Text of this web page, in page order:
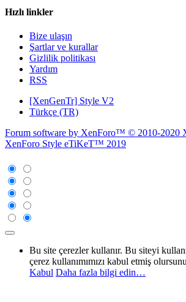
Hızlı linkler
Bize ulaşın
Şartlar ve kurallar
Gizlilik politikası
Yardım
RSS
[XenGenTr] Style V2
Türkçe (TR)
Forum software by XenForo™ © 2010-2020
XenForo Style eTiKeT™ 2019
Bu site çerezler kullanır. Bu siteyi
çerez kullanımımızı kabul etmiş
Kabul Daha fazla bilgi edin…